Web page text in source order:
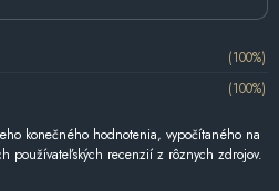
(100%)
(100%)
konečného hodnotenia, vypočítaného na
používateľských recenzií z rôznych zdrojov.